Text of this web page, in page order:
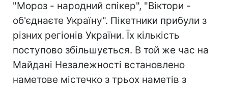
"Мороз - народний спікер", "Віктори -
об'єднаєте Україну". Пікетники прибули з
різних регіонів України. Їх кількість
поступово збільшується. В той же час на
Майдані Незалежності встановлено
наметове містечко з трьох наметів з